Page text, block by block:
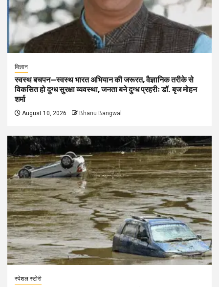
विज्ञान
स्वस्थ बचपन—स्वस्थ भारत अभियान की जरूरत, वैज्ञानिक तरीके से
विकसित हो दुग्ध सुरक्षा व्यवस्था, जनता बने दुग्ध प्रहरीः डॉ. बृज मोहन
शर्मा
August 10, 2026 Bhanu Bangwal
स्पेशल स्टोरी